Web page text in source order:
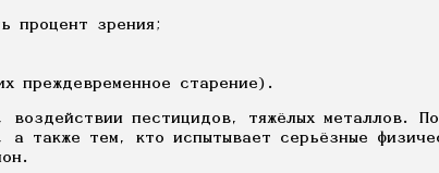
процент зрения;
преждевременное старение).
пестицидов, тяжёлых металлов.
а также тем, кто испытывает серьёзные